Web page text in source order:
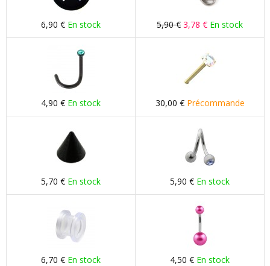
6,90 € En stock 5,90 € 3,78 € En stock
4,90 € En stock 30,00 € Précommande
5,70 € En stock 5,90 € En stock
6,70 € En stock 4,50 € En stock